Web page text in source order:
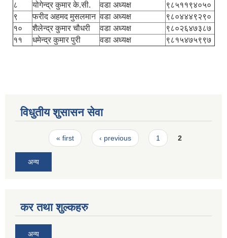
८
योगेन्द्र कुमार के.सी. वडा अध्यक्ष
९८५११९४०५०
९
फरीद अहमद मुसलमान वडा अध्यक्ष
९८०४४४९२९०
१०
शैलेन्द्र कुमार चौधरी वडा अध्यक्ष
९८०२६४७३८७
११
धमेन्द्र कुमार पुरी वडा अध्यक्ष ९८१५४७५९९७
विधुतीय शुसासन सेवा
Pages« first ‹ previous 1 2
अन्य
कर तथा शुल्कहरु
अन्य